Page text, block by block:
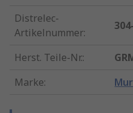
Distrelec-
Artikelnummer:
Herst. Teile-Nr.:
Marke: